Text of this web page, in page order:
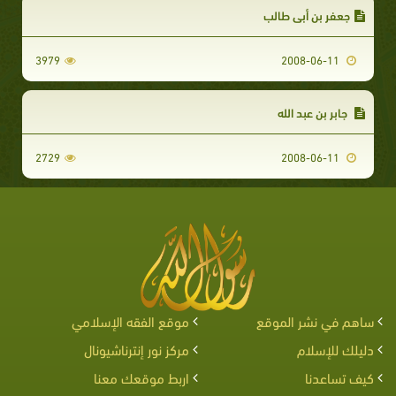
جعفر بن أبي طالب
3979
جابر بن عبد الله
2729
ساهم في نشر الموقع
موقع الفقه الإسلامي
دليلك للإسلام
مركز نور إنترناشيونال
كيف تساعدنا
اربط موقعك معنا